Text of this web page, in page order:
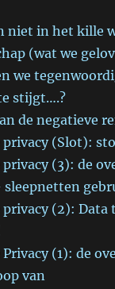
niet in het kille
(wat we
we
stijgt….?
de negatieve
(Slot):
(3): de
sleepnetten
(2): Data
(1): de
van